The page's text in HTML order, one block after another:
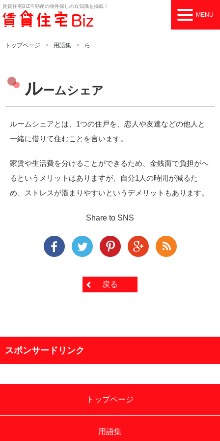
賃貸住宅BIZ不動産の物件探しの豆知識を掲載！
MENU
トップページ 用語集 ら
ルームシェア
ルームシェアとは、1つの住戸を、恋人や友達などの他人と
一緒に借りて住むことを言います。
家賃や生活費を分けることができるため、金銭面で負担がへ
るというメリットはありますが、自分1人の時間が減るた
め、ストレスが溜まりやすいというデメリットもあります。
Share to SNS
戻る
スポンサードリンク
トップページ
用語集